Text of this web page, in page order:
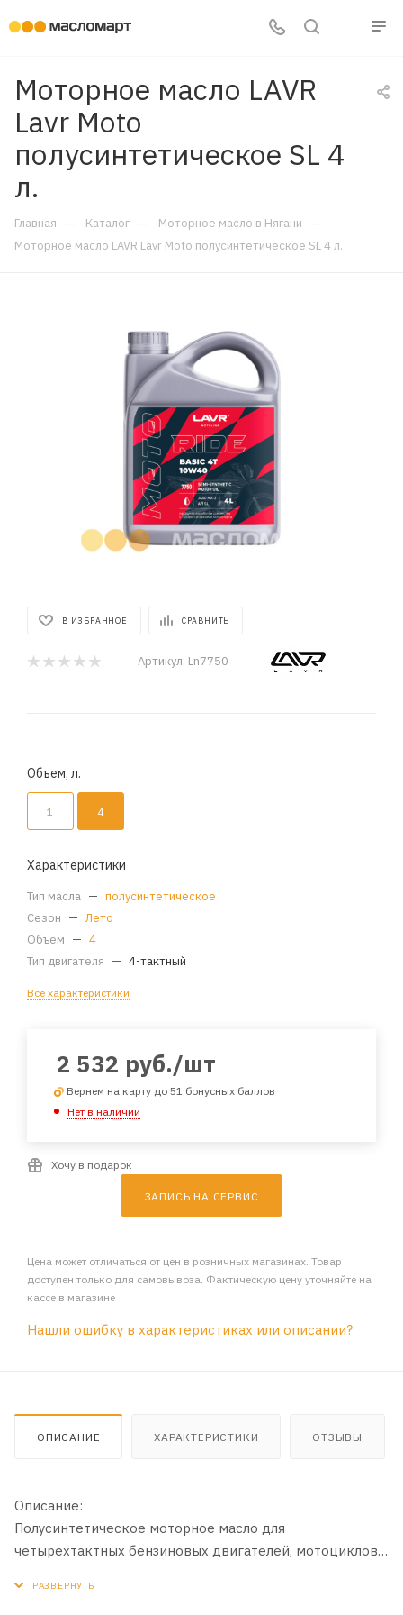
Моторное масло LAVR
Lavr Moto
полусинтетическое SL 4
л.
Главная — Каталог — Моторное масло в Нягани —
Моторное масло LAVR Lavr Moto полусинтетическое SL 4 л.
В ИЗБРАННОЕ СРАВНИТЬ
Артикул: Ln7750
Объем, л.
1 4
Характеристики
Тип масла — полусинтетическое
Сезон — Лето
Объем — 4
Тип двигателя — 4-тактный
Все характеристики
2 532 руб./шт
Вернем на карту до 51 бонусных баллов
Нет в наличии
Хочу в подарок
ЗАПИСЬ НА СЕРВИС
Цена может отличаться от цен в розничных магазинах. Товар
доступен только для самовывоза. Фактическую цену уточняйте на
кассе в магазине
Нашли ошибку в характеристиках или описании?
ОПИСАНИЕ ХАРАКТЕРИСТИКИ ОТЗЫВЫ
Описание:
Полусинтетическое моторное масло для
четырехтактных бензиновых двигателей, мотоциклов,